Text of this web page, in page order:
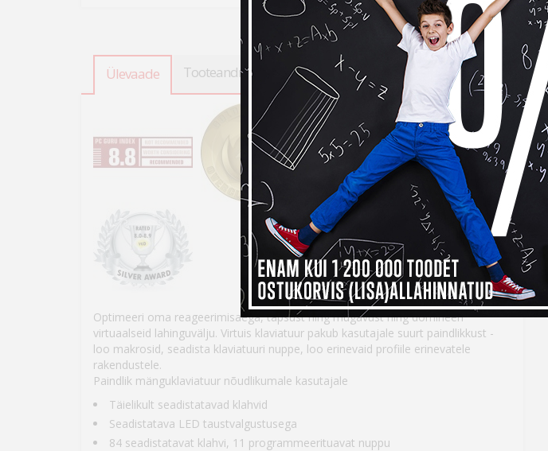
Ülevaade Tooteandmed
Optimeeri oma reageerimisaega, täpsust ning mugavust ning domineeri
virtuaalseid lahinguvälju. Virtuis klaviatuur pakub kasutajale suurt paindlikkust -
loo makrosid, seadista klaviatuuri nuppe, loo erinevaid profiile erinevatele
rakendustele.
Paindlik mänguklaviatuur nõudlikumale kasutajale
Täielikult seadistatavad klahvid
Seadistatava LED taustvalgustusega
84 seadistatavat klahvi, 11 programmeerituavat nuppu